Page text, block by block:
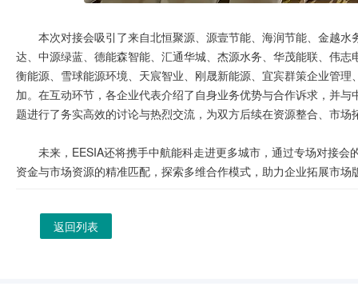
本次对接会吸引了来自北恒聚源、源壹节能、海润节能、金越
达、中源绿蓝、德能森智能、汇通华城、杰源水务、华茂能联、伟
衡能源、雪球能源环境、天宸智业、刚晟新能源、宜宾群策企业管
加。在互动环节，各企业代表介绍了自身业务优势与合作诉求，并
题进行了务实高效的讨论与热烈交流，为双方后续在资源整合、市
未来，EESIA还将携手中航能科走进更多城市，通过专场对接
资金与市场资源的精准匹配，探索多维合作模式，助力企业拓展市
返回列表